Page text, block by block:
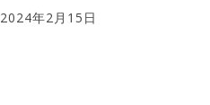
2024年2月15日